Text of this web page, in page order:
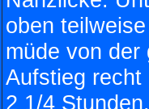
oben
müde von der
Aufstieg recht
2 1/4